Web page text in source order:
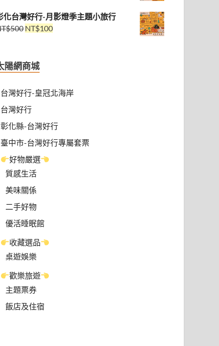
化台灣好行-月影燈季主題小旅行
500 NT$100
陽網商城
台灣好行-皇冠北海岸
台灣好行
彰化縣-台灣好行
臺中市-台灣好行專屬套票
好物嚴選
質感生活
美味關係
二手好物
優活睡眠館
收藏選品
桌遊娛樂
歡樂旅遊
主題票券
飯店及住宿